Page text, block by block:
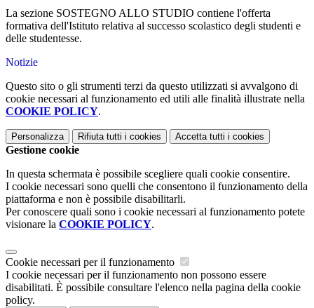
La sezione SOSTEGNO ALLO STUDIO contiene l'offerta
formativa dell'Istituto relativa al successo scolastico degli studenti e
delle studentesse.
Notizie
Questo sito o gli strumenti terzi da questo utilizzati si avvalgono di
cookie necessari al funzionamento ed utili alle finalità illustrate nella
COOKIE POLICY.
Personalizza Rifiuta tutti i cookies Accetta tutti i cookies
Gestione cookie
In questa schermata è possibile scegliere quali cookie consentire.
I cookie necessari sono quelli che consentono il funzionamento della
piattaforma e non è possibile disabilitarli.
Per conoscere quali sono i cookie necessari al funzionamento potete
visionare la COOKIE POLICY.
Cookie necessari per il funzionamento
I cookie necessari per il funzionamento non possono essere
disabilitati. È possibile consultare l'elenco nella pagina della cookie
policy.